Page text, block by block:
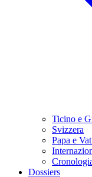
Ticino e
Svizzera
Papa e
Dossiers